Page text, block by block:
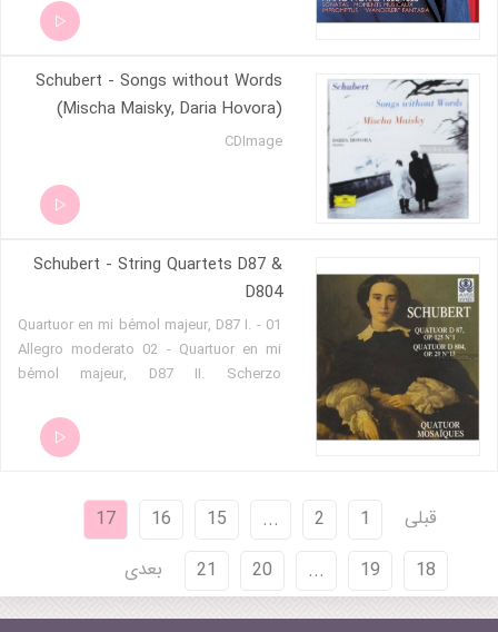
ma non troppo 05 - Fantasia in C, D.760
'Wanderer' - I. Allegro con fuoco ma
08 - IV. Allegro
Schubert - Songs without Words
(Mischa Maisky, Daria Hovora)
CDImage
Schubert - String Quartets D87 &
D804
01 - Quartuor en mi bémol majeur, D87 I.
Allegro moderato 02 - Quartuor en mi
bémol majeur, D87 II. Scherzo
majeur, D87 III. Adagio 04 - Quartuor en
mi bémol majeur, D87 IV. Allegro 05 -
_Rosamunde_ I. Allegro ma non troppo
06 - Quartuor en la mineur, D804
_Rosamunde_ II. Andante 07 - Quartuor
en la mineur, D804 _Rosamunde_ III.
Minuetto 08 - Quartuor en la mineur,
D804 _Rosamunde_ IV. Allegro
قبلی 15
16
17
18
19
20 بعدی